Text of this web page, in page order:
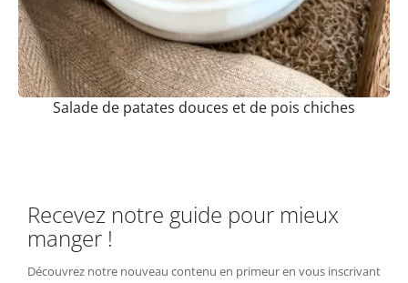
Salade de patates douces et de pois chiches
Recevez notre guide pour mieux
manger !
Découvrez notre nouveau contenu en primeur en vous inscrivant